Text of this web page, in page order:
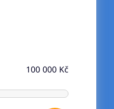
100 000 Kč